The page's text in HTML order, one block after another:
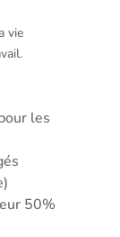
vie
les
50%